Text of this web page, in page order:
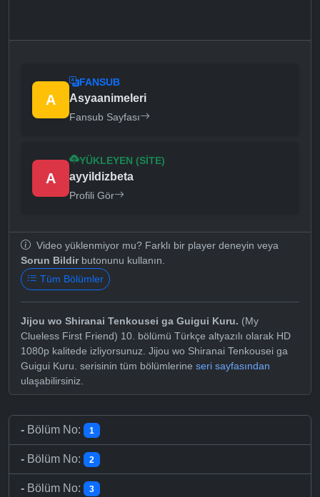
A
FANSUB
Asyaanimeleri
Fansub Sayfası
A
YÜKLEYEN (SITE)
ayyildizbeta
Profili Gör
Video yüklenmiyor mu? Farklı bir player deneyin veya
Sorun Bildirbutonunu kullanın.
Tüm Bölümler
Jijou wo Shiranai Tenkousei ga Guigui Kuru. (My
Clueless First Friend) 10. bölümü Türkçe altyazılı olarak HD
1080p kalitede izliyorsunuz. Jijou wo Shiranai Tenkousei ga
Guigui Kuru. serisinin tüm bölümlerine seri sayfasından
ulaşabilirsiniz.
- Bölüm No: 1
- Bölüm No: 2
- Bölüm No: 3